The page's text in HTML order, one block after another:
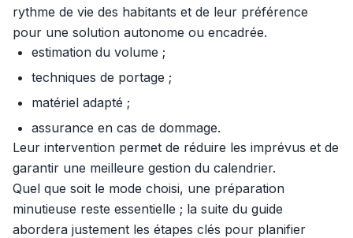
rythme de vie des habitants et de leur préférence
pour une solution autonome ou encadrée.
estimation du volume ;
techniques de portage ;
matériel adapté ;
assurance en cas de dommage.
Leur intervention permet de réduire les imprévus et de
garantir une meilleure gestion du calendrier.
Quel que soit le mode choisi, une préparation
minutieuse reste essentielle ; la suite du guide
abordera justement les étapes clés pour planifier